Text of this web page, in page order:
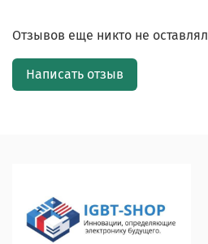
Отзывов еще никто не оставлял
Написать отзыв